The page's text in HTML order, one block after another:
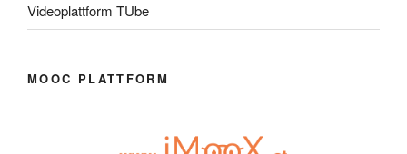
Videoplattform TUbe
MOOC PLATTFORM